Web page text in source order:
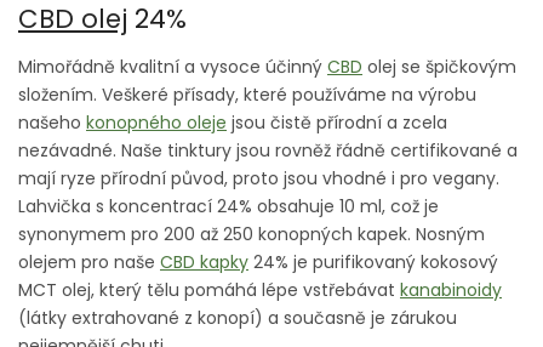
CBD olej 24%
Mimořádně kvalitní a vysoce účinný CBD olej se špičkovým
složením. Veškeré přísady, které používáme na výrobu
našeho konopného oleje jsou čistě přírodní a zcela
nezávadné. Naše tinktury jsou rovněž řádně certifikované a
mají ryze přírodní původ, proto jsou vhodné i pro vegany.
Lahvička s koncentrací 24% obsahuje 10 ml, což je
synonymem pro 200 až 250 konopných kapek. Nosným
olejem pro naše CBD kapky 24% je purifikovaný kokosový
MCT olej, který tělu pomáhá lépe vstřebávat kanabinoidy
(látky extrahované z konopí) a současně je zárukou